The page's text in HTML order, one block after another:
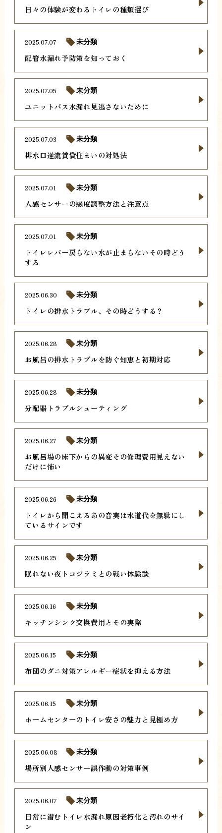
日々の体験が変わるトイレの種類選び
配管水漏れ予防策を知っておく
2025.07.07 未分類
ユニットバス水漏れ見逃さないために
2025.07.05 未分類
排水口逆流賃貸住まいの対処法
2025.07.03 未分類
人感センサーの感度調整方法と注意点
2025.07.01 未分類
トイレレバー戻らない水が止まらないその時どう
する
2025.07.01 未分類
トイレの排水トラブル、その時どうする？
2025.06.30 未分類
お風呂の排水トラブルを防ぐ知恵と初期対応
2025.06.28 未分類
分配器トラブルシューティング
2025.06.28 未分類
お風呂場の床下からの異変その修理費用見えない
だけに怖い
2025.06.27 未分類
トイレから聞こえるあの音実は水道代を無駄にし
ているサインです
2025.06.26 未分類
眠れない夜トコジラミとの戦い体験談
2025.06.25 未分類
キッチンシンク交換費用とその実際
2025.06.16 未分類
布団のダニ対策アレルギー症状を抑える方法
2025.06.15 未分類
ホームセンターのトイレ安さの魅力と見極め方
2025.06.15 未分類
場所別人感センサー誤作動の対策事例
2025.06.08 未分類
日常に潜むトイレ水漏れ原因老朽化と汚れのサイ
ン
2025.06.07 未分類